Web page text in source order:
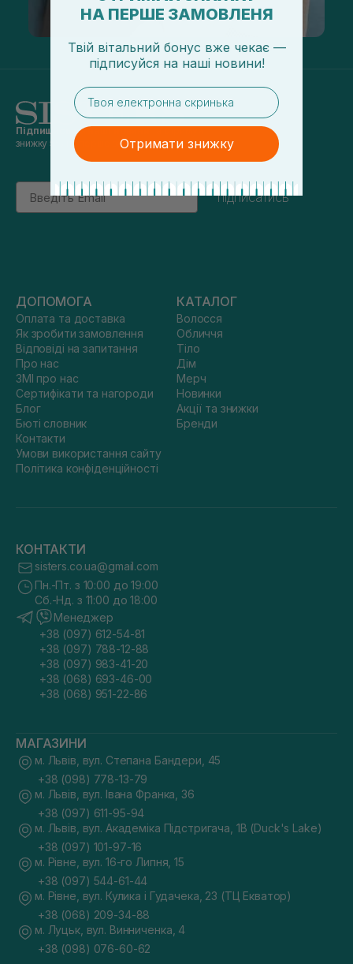
Підпишись на наші новини
знижку 5% на перше замовлення
Email
підписатись
ДОПОМОГА
Оплата та доставка
Як зробити замовлення
Відповіді на запитання
Про нас
ЗМІ про нас
Сертифікати та нагороди
Блог
Бюті словник
Контакти
Умови використання сайту
Політика конфіденційності
КАТАЛОГ
Волосся
Обличчя
Тіло
Дім
Мерч
Новинки
Акції та знижки
Бренди
КОНТАКТИ
sisters.co.ua@gmail.com
Пн.-Пт. з 10:00 до 19:00
Сб.-Нд. з 11:00 до 18:00
Менеджер
+38 (097) 612-54-81
+38 (097) 788-12-88
+38 (097) 983-41-20
+38 (068) 693-46-00
+38 (068) 951-22-86
МАГАЗИНИ
м. Львів, вул. Степана Бандери, 45
+38 (098) 778-13-79
м. Львів, вул. Івана Франка, 36
+38 (097) 611-95-94
м. Львів, вул. Академіка Підстригача, 1В (Duck's Lake)
+38 (097) 101-97-16
м. Рівне, вул. 16-го Липня, 15
+38 (097) 544-61-44
м. Рівне, вул. Кулика і Гудачека, 23 (ТЦ Екватор)
+38 (068) 209-34-88
м. Луцьк, вул. Винниченка, 4
+38 (098) 076-60-62
НА ПЕРШЕ ЗАМОВЛЕНЯ
Твій вітальний бонус вже чекає —
підписуйся на наші новини!
email
Отримати знижку